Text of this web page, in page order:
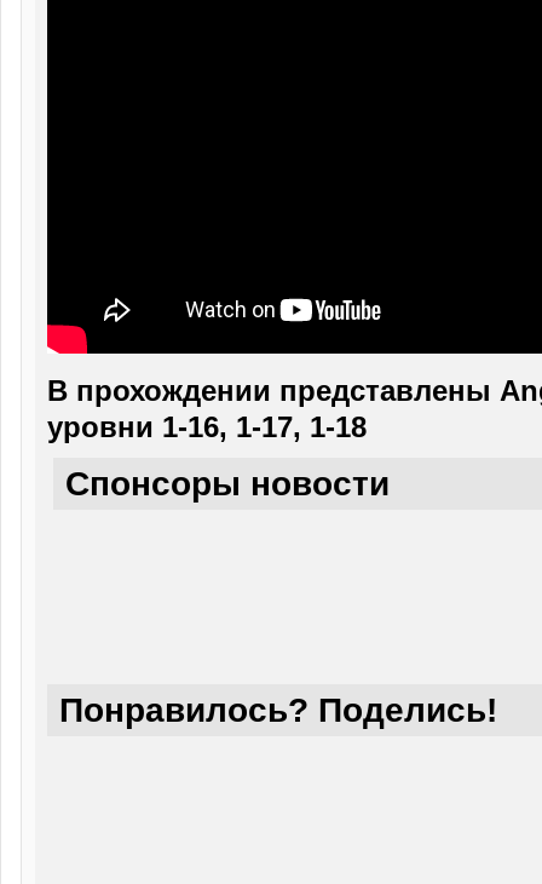
В прохождении представлены
уровни 1-16, 1-17, 1-18
Спонсоры новости
Понравилось? Поделись!